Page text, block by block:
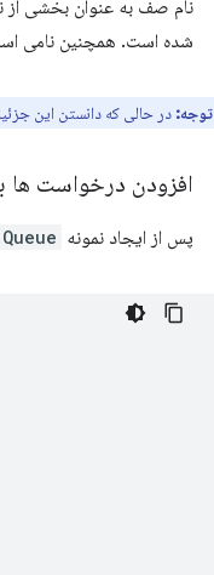
نام صف به عنوان بخشی
شده است. همچنین نامی
توجه: در حالی که دانستن این
افزودن درخواست
پس از ایجاد نمونه Queue